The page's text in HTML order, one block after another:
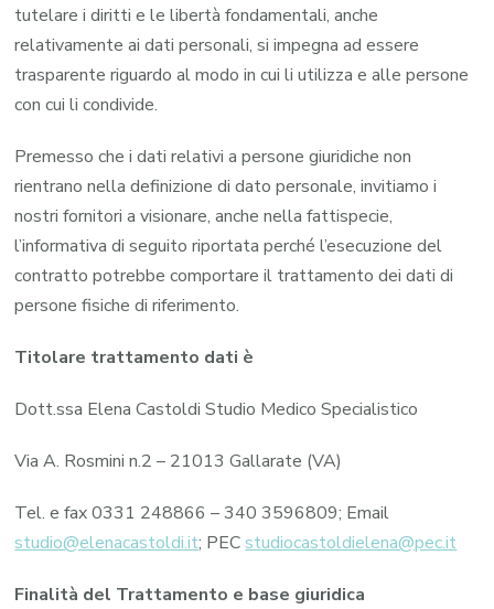
tutelare i diritti e le libertà fondamentali, anche
relativamente ai dati personali, si impegna ad essere
trasparente riguardo al modo in cui li utilizza e alle persone
con cui li condivide.
Premesso che i dati relativi a persone giuridiche non
rientrano nella definizione di dato personale, invitiamo i
nostri fornitori a visionare, anche nella fattispecie,
l’informativa di seguito riportata perché l’esecuzione del
contratto potrebbe comportare il trattamento dei dati di
persone fisiche di riferimento.
Titolare trattamento dati è
Dott.ssa Elena Castoldi Studio Medico Specialistico
Via A. Rosmini n.2 – 21013 Gallarate (VA)
Tel. e fax 0331 248866 – 340 3596809; Email
studio@elenacastoldi.it; PECstudiocastoldielena@pec.it
Finalità del Trattamento e base giuridica